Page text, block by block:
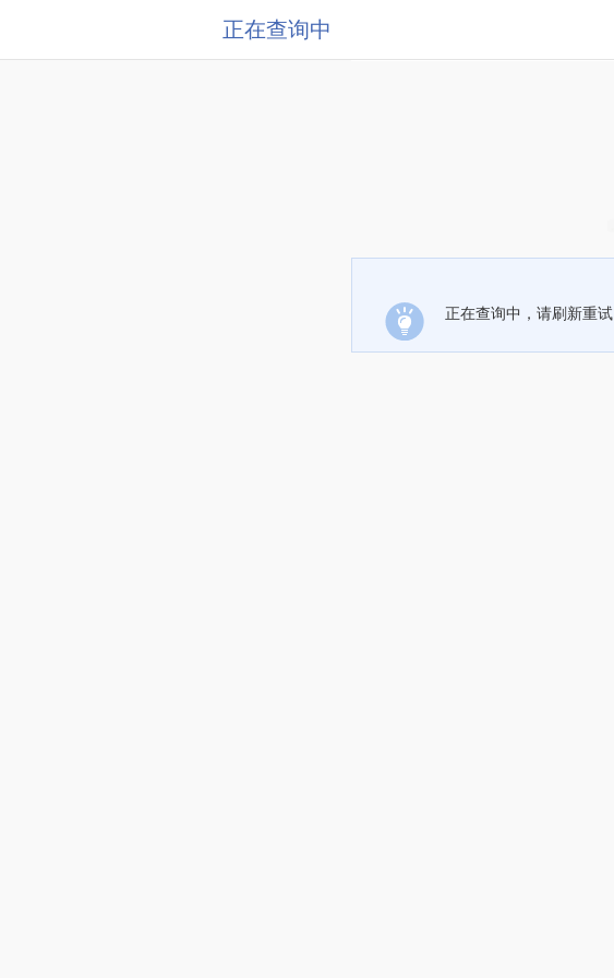
正在查询中
正在查询中，请刷新重试